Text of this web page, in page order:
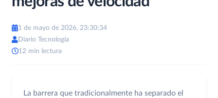
1 de mayo de 2026, 23:30:34
Diario Tecnología
12 min lectura
La barrera que tradicionalmente ha separado el